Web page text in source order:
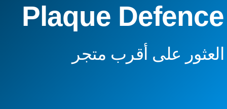
Plaque
على أقرب متجر